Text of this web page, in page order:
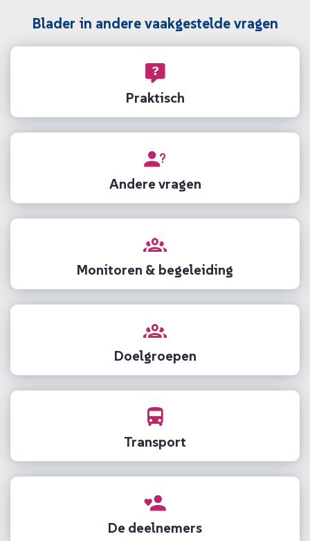
Blader in andere vaakgestelde vragen
Praktisch
Andere vragen
Monitoren & begeleiding
Doelgroepen
Transport
De deelnemers